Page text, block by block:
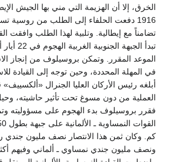
الخرق، إلا أن الهزيمة التي مني بها الجيش
1916 دفعت الحلفاء إلى الطلب من روسية
تضامناً مع إيطالية. وتلبية لهذا الطلب وافقت
تبدأ
الموعد المقرر. وتمكن بروسيلوف من إنجاز
في المهلة المحددة، وحين توجه إلى القيادة
أبلغه رئيس الأركان العليا الجنرال
العملية من دون مسوغ تحت تأثير حاشيته، وحيل
فقرر بروسيلوف بدء الهجوم على مسؤوليته
كم. وكان ثمن هذا الانتصار نصف مليون